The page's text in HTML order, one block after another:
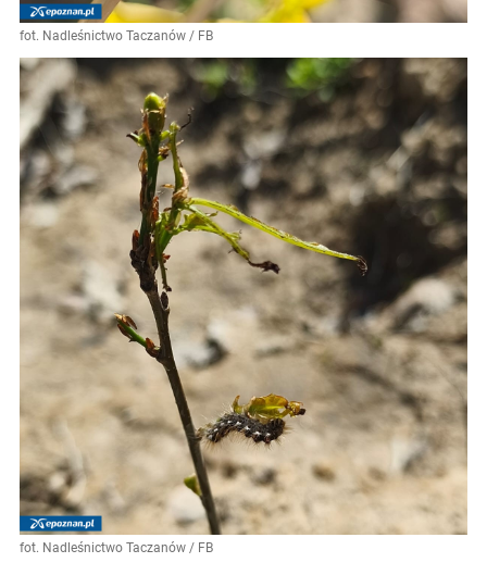
fot. Nadleśnictwo Taczanów / FB
fot. Nadleśnictwo Taczanów / FB